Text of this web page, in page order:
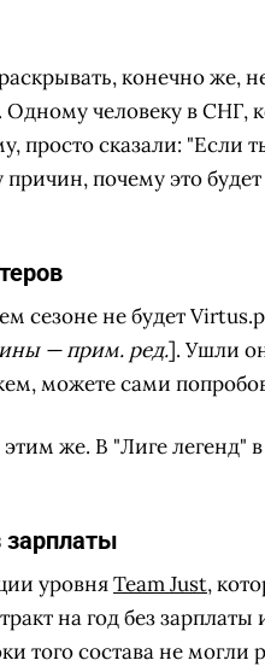
конечно же,
Одному человеку в СНГ,
просто сказали: "Если
почему это
сезоне не будет
— прим. ред.]. Ушли
можете сами
же. В "Лиге легенд"
зарплаты
уровняTeam Just,
на год без
того состава не могли